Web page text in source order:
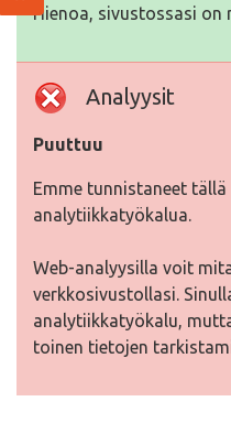
Hienoa, sivustossasi
Analyysit
Puuttuu
Emme tunnistaneet
analytiikkatyökalua.
Web-analyysilla voit
verkkosivustollasi.
analytiikkatyökalu,
toinen tietojen